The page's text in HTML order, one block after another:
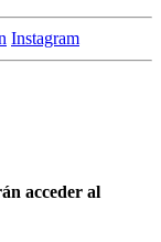
Instagram
acceder al